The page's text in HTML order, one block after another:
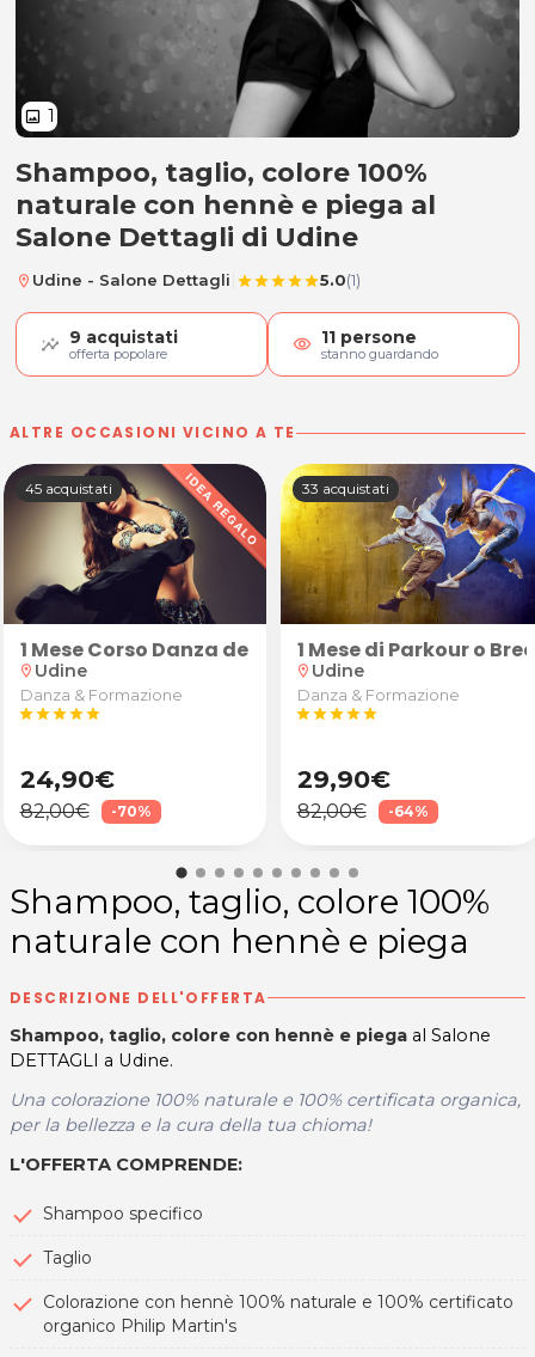
image 1
Shampoo, taglio, colore 100%
Shampoo, taglio, colore 100%
naturale con hennè e piega al
Salone Dettagli di Udine
location_on Udine - Salone Dettagli starstarstarstarstar5.0(1)
9 acquistati
offerta popolare visibility 11 persone
stanno guardando
ALTRE OCCASIONI VICINO A TE
Trainer 60'
45 acquistati
1 Mese Corso Danza del Ventre
location_on Udine
Danza & Formazione
starstarstarstarstar
24,90€
82,00€ -70%
33 acquistati
1 Mese di Parkour o
location_on Udine
Danza & Formazione
starstarstarstarstar
29,90€
82,00€ -64%
Shampoo, taglio, colore 100%
naturale con hennè e piega
DESCRIZIONE DELL'OFFERTA
Shampoo, taglio, colore con hennè e piega al Salone
DETTAGLI a Udine.
Una colorazione 100% naturale e 100% certificata organica,
per la bellezza e la cura della tua chioma!
L'OFFERTA COMPRENDE:
Shampoo specifico
Taglio
Colorazione con hennè 100% naturale e 100% certificato
organico Philip Martin's